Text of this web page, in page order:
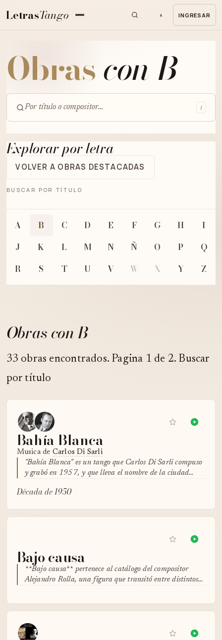
LetrasTango ◐ INGRESAR
Obrascon B
Buscar
/
Explorar por letra
VOLVER A OBRAS DESTACADAS
BUSCAR POR TÍTULO
A B C D E F G H
I
J
K L M N Ñ O P
Q
R
S T U V W X Y Z
Obras con B
33 obras encontrados. Pagina 1 de 2. Buscar
por título
Bahía Blanca
Musica de Carlos Di Sarli
"Bahía Blanca" es un tango que Carlos Di Sarli compuso
y grabó en 1957, y que lleva el nombre de la ciudad…
Década de 1950
Bajo causa
**Bajo causa** pertenece al catálogo del compositor
Alejandro Rolla, una figura que transitó entre distintos…